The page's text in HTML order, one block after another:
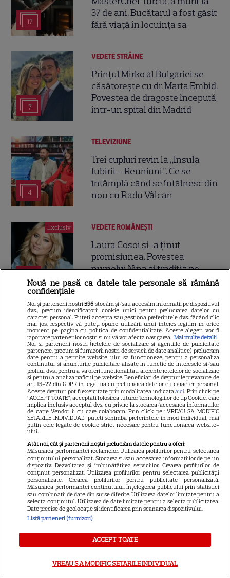
17
37 de ani. Bucătarul a fost găsit
fără viață în locuința sa
7
VEDETE STRĂINE
Prințul Mirko al Bulgariei se
căsătorește cu dr. Marta Embid.
Povestea de dragoste începută
într-un spital din Madrid
4
TELEVIZIUNE
Trei cupluri revin la „Insula
Iubirii – Reuniuni”. Ce se
întâmplă când se întâlnesc din
nou cu Radu Vâlcan
Exclusiv
17
VEDETE ROMÂNEŞTI
Laura Cosoi și-a ținut
promisiunea. Povestea
numelui Nina și tradiția pe
care a respectat-o pentru
Despre Tvmania
Contact
Abonamente
Publicitate
Termeni și condiții
Despre cookies
Politica de confidenţialitate
Sitemap
Nouă ne pasă ca datele tale personale să rămână
confidențiale
Noi și partenerii noștri596 stocăm și/sau accesăm informații pe dispozitivul
dvs., precum identificatorii cookie unici pentru prelucrarea datelor cu
caracter personal. Puteți accepta sau gestiona preferințele dvs. făcând clic
mai jos, respectiv vă puteți opune utilizării unui interes legitim în orice
moment pe pagina cu politica de confidențialitate. Aceste alegeri vor fi
raportate partenerilor noștri și nu vă vor afecta navigarea. Mai multe detalii
Noi si partenerii nostri (retelele de socializare si agentiile de publicitate
partenere, precum si furnizorii nostri de servicii de date analitice) prelucram
date pentru a permite website-ului sa functioneze, pentru a personaliza
continutul si anunturile publicitare afisate in functie de interesele si/sau
profilul dvs., pentru a va oferi functionalitati aferente retelelor de socializare
si pentru a analiza traficul pe website. Beneficiati de drepturile prevazute de
art. 15-22 din GDPR in legatura cu prelucrarea datelor cu caracter personal.
Aceste drepturi pot fi exercitate prin modalitatea indicataaici. Prin click pe
“ACCEPT TOATE”, acceptati folosirea tuturor Tehnologiilor de tip Cookie, care
implica inclusiv acceptul dvs. cu privire la stocarea/accesarea informatiilor
de catre Vendor-ii cu care colaboram. Prin click pe “VREAU SA MODIFIC
SETARILE INDIVIDUAL” puteti schimba preferintele in mod individual, mai
putin cele legate de cookie strict necesare pentru functionarea website-
ului.
Atât noi, cât și partenerii noștri prelucrăm datele pentru a oferi:
Măsurarea performanței reclamelor. Utilizarea profilurilor pentru selectarea
conținutului personalizat. Stocarea și/sau accesarea informațiilor de pe un
dispozitiv. Dezvoltarea și îmbunătățirea serviciilor. Crearea profilurilor de
conținut personalizat. Utilizarea profilurilor pentru selectarea publicității
personalizate. Crearea profilurilor pentru publicitate personalizată.
Măsurarea performanței conținutului. Înțelegerea publicului prin statistici
sau combinații de date din surse diferite. Utilizarea datelor limitate pentru a
selecta conținutul. Utilizarea de date limitate pentru a selecta publicitatea.
Date precise de geolocație și identificarea prin scanarea dispozitivului.
Listă parteneri (furnizori)
ACCEPT TOATE
VREAU SA MODIFIC SETARILE INDIVIDUAL